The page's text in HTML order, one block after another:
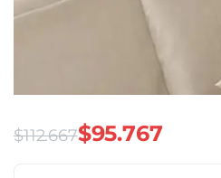
$112.667$95.767